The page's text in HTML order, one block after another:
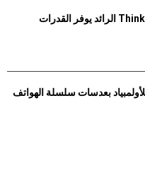
حاسوب ThinkPad X1 Fold الرائد يوفر القدرات
بعدسات سلسلة الهواتف